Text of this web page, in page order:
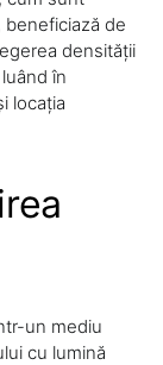
de
densității
în
locația
un mediu
cu lumină